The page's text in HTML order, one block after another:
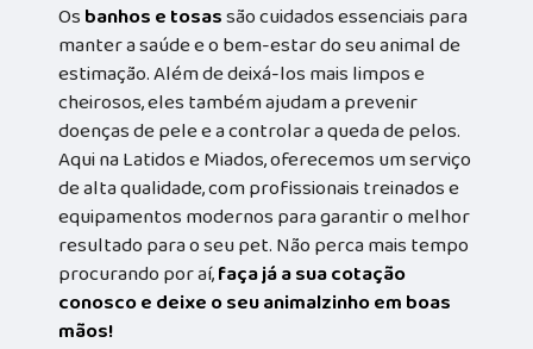
Osbanhos e tosassão cuidados essenciais para
manter a saúde e o bem-estar do seu animal de
estimação. Além de deixá-los mais limpos e
cheirosos, eles também ajudam a prevenir
doenças de pele e a controlar a queda de pelos.
Aqui na Latidos e Miados, oferecemos um serviço
de alta qualidade, com profissionais treinados e
equipamentos modernos para garantir o melhor
resultado para o seu pet. Não perca mais tempo
procurando por aí,faça já a sua cotação
conosco e deixe o seu animalzinho em boas
mãos!